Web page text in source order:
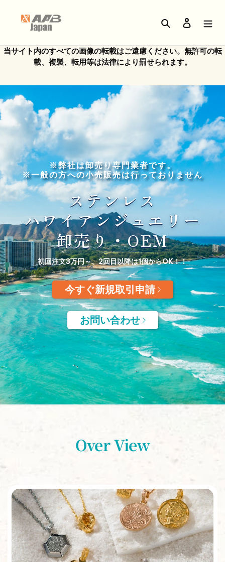
ツ
プ
す
る
検索 ログイン
当サイト内のすべての画像の転載はご遠慮ください。無許可の転
載、複製、転用等は法律により罰せられます。
※弊社は卸売り専門業者です。
※一般の方への小売販売は行っておりません
ステンレス
ハワイアンジュエリー
卸売り・OEM
初回注文3万円～、2回目以降は1個からOK！！
今すぐ新規取引申請
お問い合わせ
Over View